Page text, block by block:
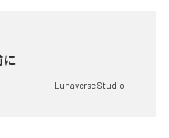
に
Lunaverse Studio